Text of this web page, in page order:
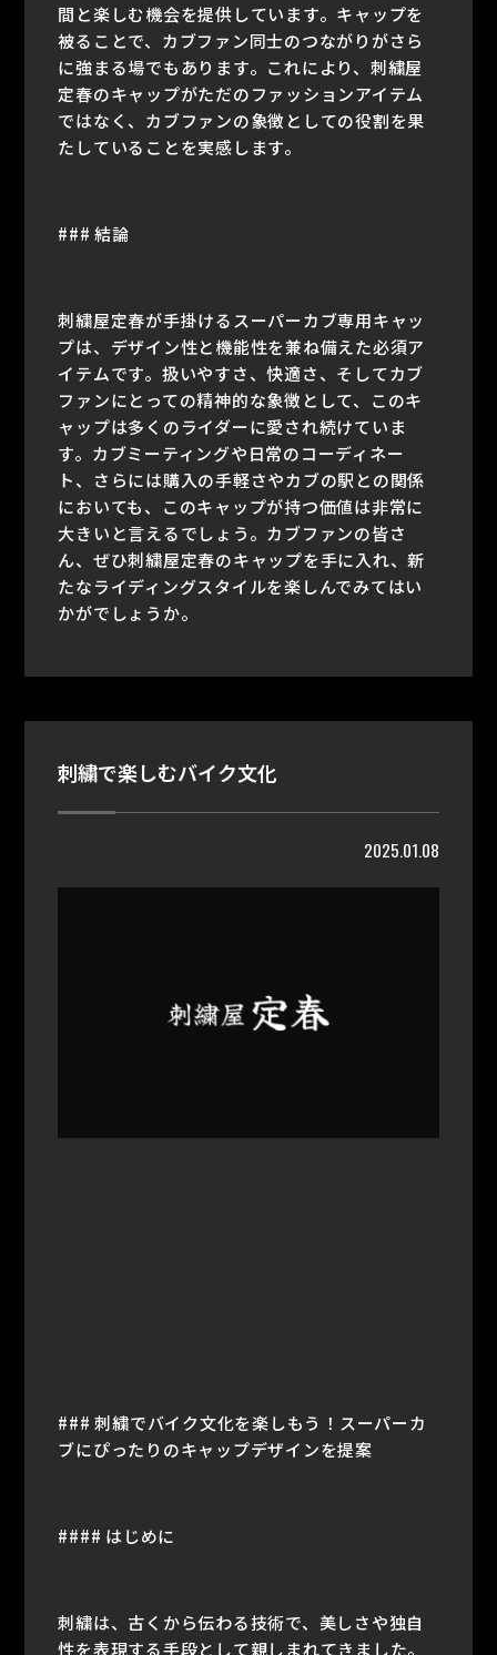
間と楽しむ機会を提供しています。キャップを
被ることで、カブファン同士のつながりがさら
に強まる場でもあります。これにより、刺繍屋
定春のキャップがただのファッションアイテム
ではなく、カブファンの象徴としての役割を果
たしていることを実感します。
### 結論
刺繍屋定春が手掛けるスーパーカブ専用キャッ
プは、デザイン性と機能性を兼ね備えた必須ア
イテムです。扱いやすさ、快適さ、そしてカブ
ファンにとっての精神的な象徴として、このキ
ャップは多くのライダーに愛され続けていま
す。カブミーティングや日常のコーディネー
ト、さらには購入の手軽さやカブの駅との関係
においても、このキャップが持つ価値は非常に
大きいと言えるでしょう。カブファンの皆さ
ん、ぜひ刺繍屋定春のキャップを手に入れ、新
たなライディングスタイルを楽しんでみてはい
かがでしょうか。
刺繍で楽しむバイク文化
2025.01.08
### 刺繍でバイク文化を楽しもう！スーパーカ
ブにぴったりのキャップデザインを提案
#### はじめに
刺繍は、古くから伝わる技術で、美しさや独自
性を表現する手段として親しまれてきました。